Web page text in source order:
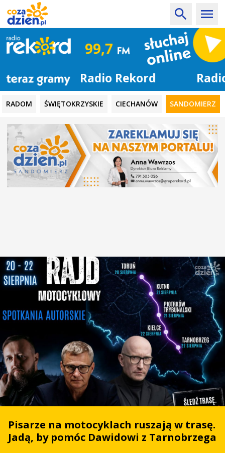
Radio Rekord
RADOM ŚWIĘTOKRZYSKIE CIECHANÓW SANDOMIERZ
Pisarze na motocyklach ruszają w trasę.
Jadą, by pomóc Dawidowi z Tarnobrzega